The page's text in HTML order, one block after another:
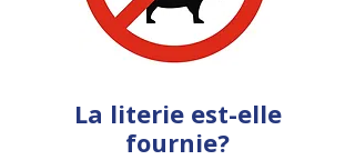
La literie est-elle
fournie?